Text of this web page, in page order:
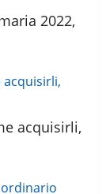
2022,
acquisirli,